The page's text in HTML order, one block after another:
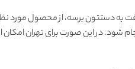
به دستتون برسه، از محصول مورد
شود. در این صورت برای تهران